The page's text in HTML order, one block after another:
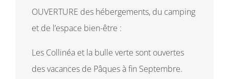
OUVERTURE des hébergements, du camping
et de l’espace bien-être :
Les Collinéa et la bulle verte sont ouvertes
des vacances de Pâques à fin Septembre.